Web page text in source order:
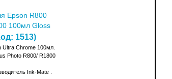
Epson R800
100мл Gloss
1513)
Ultra Chrome 100мл.
Photo R800/ R1800
Ink-Mate .